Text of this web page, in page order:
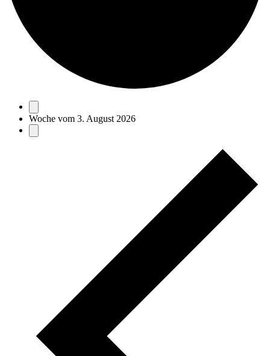
Woche vom 3. August 2026